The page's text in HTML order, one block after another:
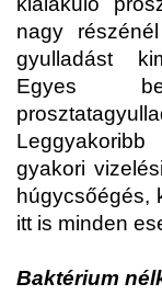
nagy
gyulladást
Egyes
gyakori
húgycsőégés,
itt is minden
Baktérium